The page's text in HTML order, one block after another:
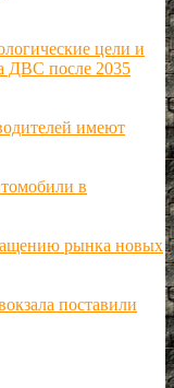
цели и
ДВС после 2035
имеют
в
рынка новых
поставили